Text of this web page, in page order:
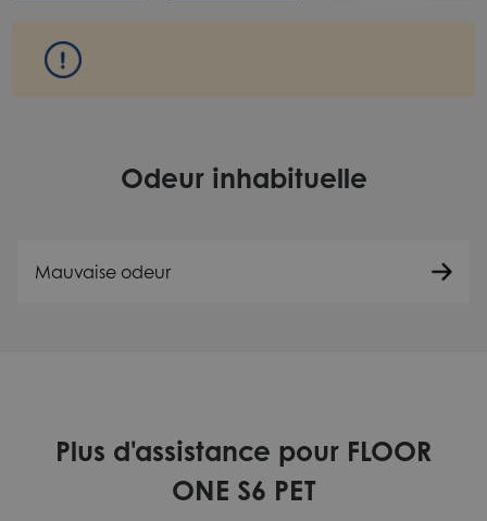
Odeur inhabituelle
Mauvaise odeur
Plus d'assistance pour FLOOR
ONE S6 PET